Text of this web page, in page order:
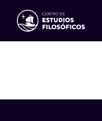
Eventos